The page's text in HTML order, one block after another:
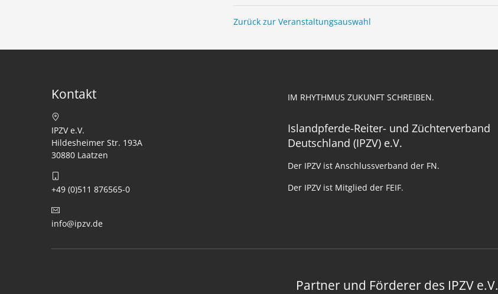
Zurück zur Veranstaltungsauswahl
Kontakt
IPZV e.V.
Hildesheimer Str. 193A
30880 Laatzen
+49 (0)511 876565-0
info@ipzv.de
IM RHYTHMUS ZUKUNFT SCHREIBEN.
Islandpferde-Reiter- und Züchterverband
Deutschland (IPZV) e.V.
Der IPZV ist Anschlussverband der FN.
Der IPZV ist Mitglied der FEIF.
Partner und Förderer des IPZV e.V.